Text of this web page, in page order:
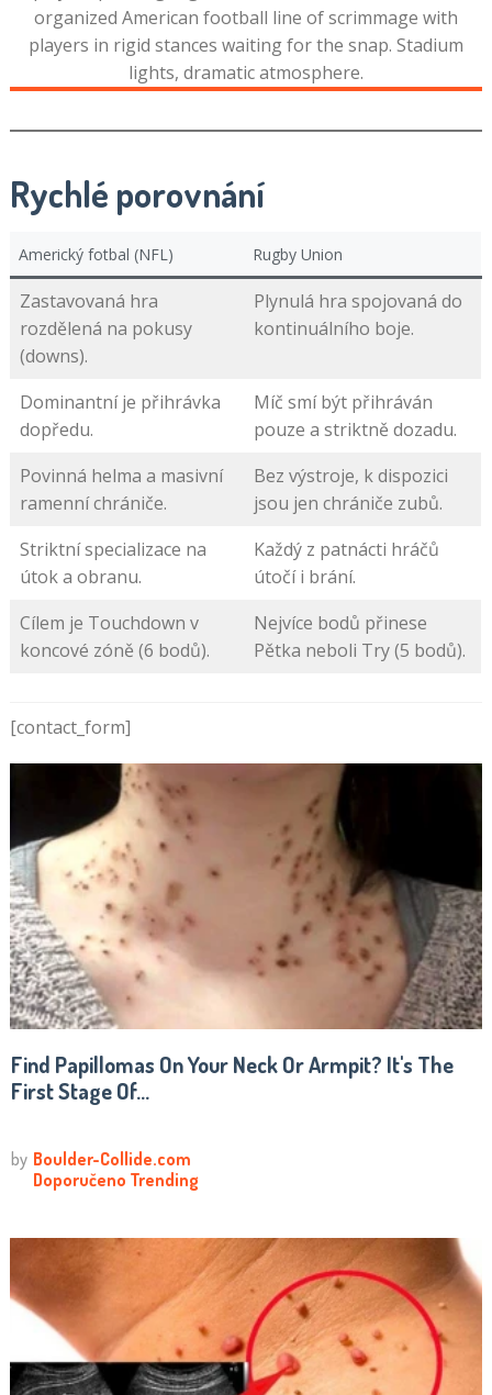
Rychlé porovnání
Americký fotbal (NFL) Rugby Union
Zastavovaná hra
rozdělená na pokusy
(downs).
Plynulá hra spojovaná do
kontinuálního boje.
Dominantní je přihrávka
dopředu.
Míč smí být přihráván
pouze a striktně dozadu.
Povinná helma a masivní
ramenní chrániče.
Bez výstroje, k dispozici
jsou jen chrániče zubů.
Striktní specializace na
útok a obranu.
Každý z patnácti hráčů
útočí i brání.
Cílem je Touchdown v
koncové zóně (6 bodů).
Nejvíce bodů přinese
Pětka neboli Try (5 bodů).
[contact_form]
Find Papillomas On Your Neck Or Armpit? It's The
First Stage Of...